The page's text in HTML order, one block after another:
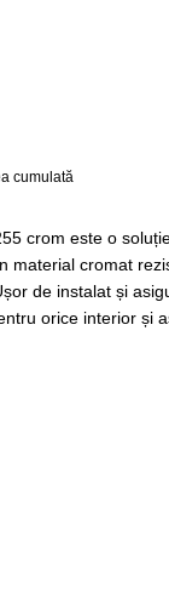
cumulată
crom este o
material cromat
de instalat și
orice interior și